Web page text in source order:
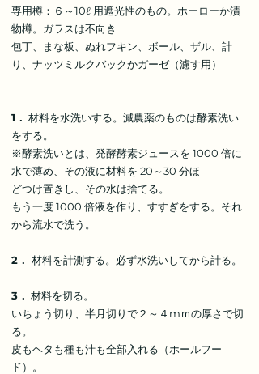
専用樽：６～10ℓ 用遮光性のもの。ホーローか漬
物樽。ガラスは不向き
包丁、まな板、ぬれフキン、ボール、ザル、計
り、ナッツミルクバックかガーゼ（濾す用）
1． 材料を水洗いする。減農薬のものは酵素洗い
をする。
※酵素洗いとは、発酵酵素ジュースを 1000 倍に
水で薄め、その液に材料を 20～30 分ほ
どつけ置きし、その水は捨てる。
もう一度 1000 倍液を作り、すすぎをする。それ
から流水で洗う。
2． 材料を計測する。必ず水洗いしてから計る。
3． 材料を切る。
いちょう切り、半月切りで２～４mｍの厚さで切
る。
皮もヘタも種も汁も全部入れる（ホールフー
ド）。